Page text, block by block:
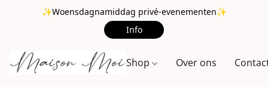
✨Woensdagnamiddag privé-evenementen✨
Info
Shop Over ons